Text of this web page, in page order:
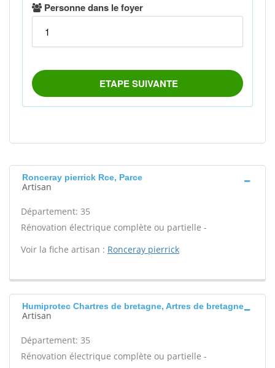
Ronceray pierrick Rce, Parce
Artisan
Département: 35
Rénovation électrique complète ou partielle -
Voir la fiche artisan : Ronceray pierrick
Humiprotec Chartres de bretagne, Artres de bretagne
Artisan
Département: 35
Rénovation électrique complète ou partielle -